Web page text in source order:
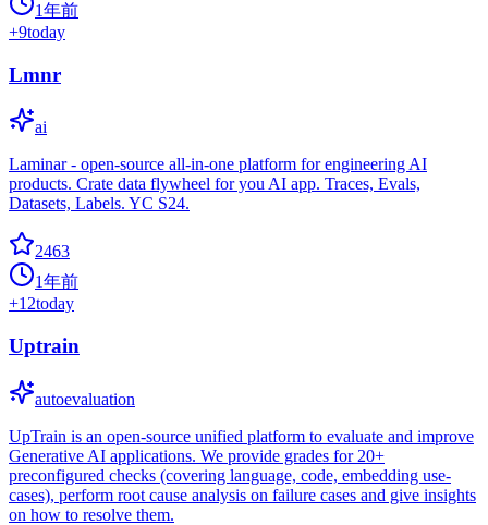
1年前
+9today
Lmnr
ai
Laminar - open-source all-in-one platform for engineering AI
products. Crate data flywheel for you AI app. Traces, Evals,
Datasets, Labels. YC S24.
2463
1年前
+12today
Uptrain
autoevaluation
UpTrain is an open-source unified platform to evaluate and improve
Generative AI applications. We provide grades for 20+
preconfigured checks (covering language, code, embedding use-
cases), perform root cause analysis on failure cases and give insights
on how to resolve them.